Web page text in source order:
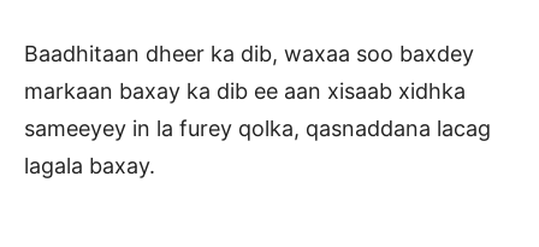
Baadhitaan dheer ka dib, waxaa soo baxdey
markaan baxay ka dib ee aan xisaab xidhka
sameeyey in la furey qolka, qasnaddana lacag
lagala baxay.